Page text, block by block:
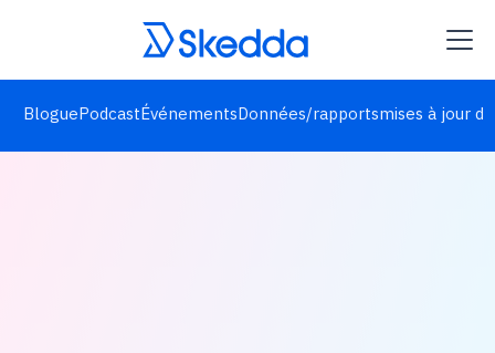
BloguePodcastÉvénementsDonnées/rapportsmises à jour